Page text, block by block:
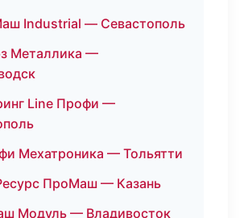
Industrial — Севастополь
Металлика —
Line Профи —
Мехатроника — Тольятти
ПроМаш — Казань
Модуль — Владивосток